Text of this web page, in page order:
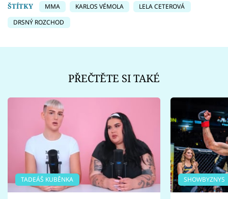
ŠTÍTKY
MMA KARLOS VÉMOLA
LELA CETEROVÁ
DRSNÝ ROZCHOD
PŘEČTĚTE SI TAKÉ
TADEÁŠ KUBĚNKA SHOWBYZNYS